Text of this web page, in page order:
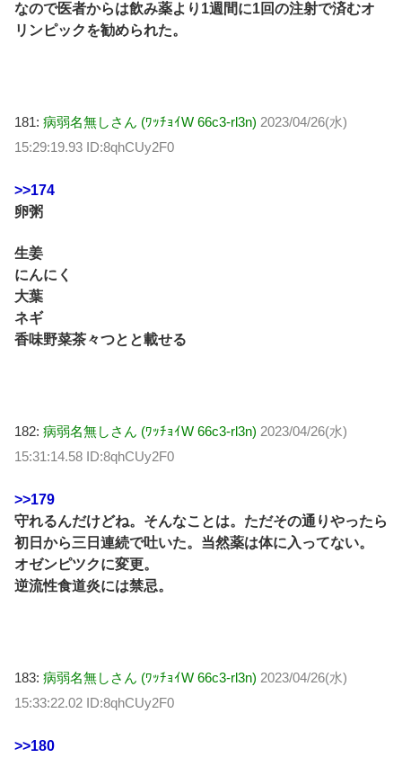
なので医者からは飲み薬より1週間に1回の注射で済むオ
リンピックを勧められた。
181: 病弱名無しさん (ﾜｯﾁｮｲW 66c3-rl3n) 2023/04/26(水)
15:29:19.93 ID:8qhCUy2F0
>>174
卵粥
生姜
にんにく
大葉
ネギ
香味野菜茶々つとと載せる
182: 病弱名無しさん (ﾜｯﾁｮｲW 66c3-rl3n) 2023/04/26(水)
15:31:14.58 ID:8qhCUy2F0
>>179
守れるんだけどね。そんなことは。ただその通りやったら
初日から三日連続で吐いた。当然薬は体に入ってない。
オゼンピツクに変更。
逆流性食道炎には禁忌。
183: 病弱名無しさん (ﾜｯﾁｮｲW 66c3-rl3n) 2023/04/26(水)
15:33:22.02 ID:8qhCUy2F0
>>180